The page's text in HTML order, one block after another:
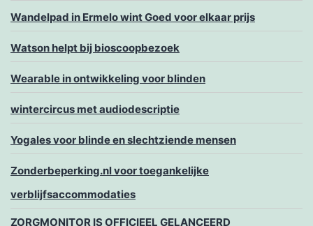
Wandelpad in Ermelo wint Goed voor elkaar prijs
Watson helpt bij bioscoopbezoek
Wearable in ontwikkeling voor blinden
wintercircus met audiodescriptie
Yogales voor blinde en slechtziende mensen
Zonderbeperking.nl voor toegankelijke
verblijfsaccommodaties
ZORGMONITOR IS OFFICIEEL GELANCEERD